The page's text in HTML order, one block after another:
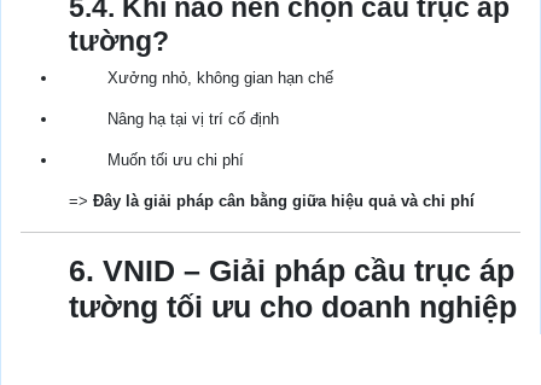
5.4. Khi nào nên chọn cầu trục áp
tường?
Xưởng nhỏ, không gian hạn chế
Nâng hạ tại vị trí cố định
Muốn tối ưu chi phí
=> Đây là giải pháp cân bằng giữa hiệu quả và chi phí
6. VNID – Giải pháp cầu trục áp
tường tối ưu cho doanh nghiệp